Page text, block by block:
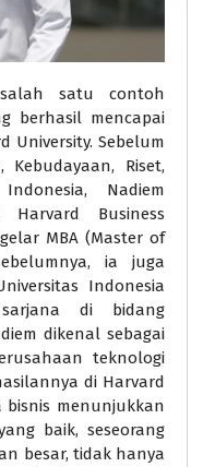
satu contoh
berhasil mencapai
University. Sebelum
Kebudayaan, Riset,
Nadiem
Business
MBA (Master of
ia juga
Indonesia
di bidang
dikenal sebagai
teknologi
di Harvard
menunjukkan
baik, seseorang
besar, tidak hanya